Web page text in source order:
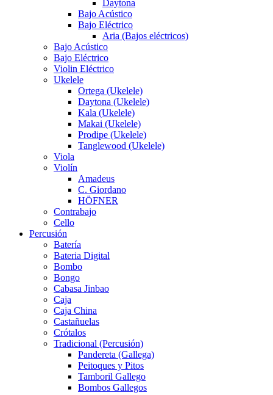
Daytona
Bajo Acústico
Bajo Eléctrico
Aria (Bajos eléctricos)
Bajo Acústico
Bajo Eléctrico
Violin Eléctrico
Ukelele
Ortega (Ukelele)
Daytona (Ukelele)
Kala (Ukelele)
Makai (Ukelele)
Prodipe (Ukelele)
Tanglewood (Ukelele)
Viola
Violín
Amadeus
C. Giordano
HÖFNER
Contrabajo
Cello
Percusión
Batería
Bateria Digital
Bombo
Bongo
Cabasa Jinbao
Caja
Caja China
Castañuelas
Crótalos
Tradicional (Percusión)
Pandereta (Gallega)
Peitoques y Pitos
Tamboril Gallego
Bombos Gallegos